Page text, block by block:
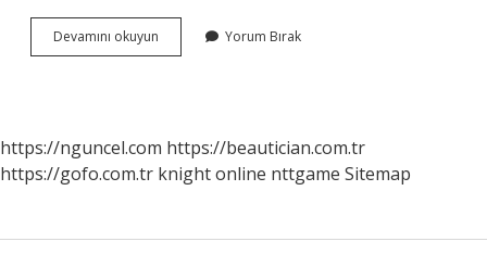
Devamını okuyun
Hangi
Yorum Bırak
https://nguncel.com https://beautician.com.tr
https://gofo.com.tr knight online nttgame Sitemap